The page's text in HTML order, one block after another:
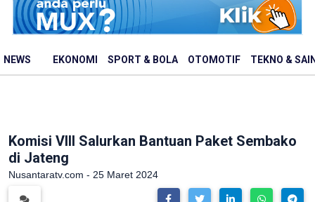
NEWS EKONOMI SPORT & BOLA OTOMOTIF TEKNO &
Komisi VIII Salurkan Bantuan Paket Sembako
di Jateng
Nusantaratv.com - 25 Maret 2024